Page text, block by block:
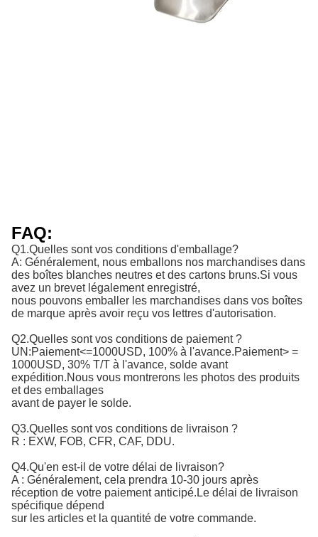
FAQ:
Q1.Quelles sont vos conditions d'emballage?
A: Généralement, nous emballons nos marchandises dans
des boîtes blanches neutres et des cartons bruns.Si vous
avez un brevet légalement enregistré,
nous pouvons emballer les marchandises dans vos boîtes
de marque après avoir reçu vos lettres d'autorisation.
Q2.Quelles sont vos conditions de paiement ?
UN:Paiement<=1000USD, 100% à l'avance.Paiement> =
1000USD, 30% T/T à l'avance, solde avant
expédition.Nous vous montrerons les photos des produits
et des emballages
avant de payer le solde.
Q3.Quelles sont vos conditions de livraison ?
R : EXW, FOB, CFR, CAF, DDU.
Q4.Qu'en est-il de votre délai de livraison?
A : Généralement, cela prendra 10-30 jours après
réception de votre paiement anticipé.Le délai de livraison
spécifique dépend
sur les articles et la quantité de votre commande.